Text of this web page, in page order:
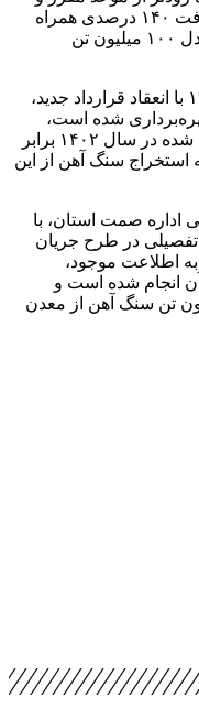
برنامه‌ریزی شده به پایان رسید و با پیشرفت ۱۴۰ درصدی همراه
بوده، به میزان ۵۰ میلیون مترمکعب معادل ۱۰۰ میلیون تن
بیان این که در خرداد ماه سال ۱۴۰۲ با انعقاد قرارداد جدید،
شده است،
خاطرنشان کرد: میزان حجم برنامه‌ریزی شده در سال ۱۴۰۲ برابر
سنگ آهن از این
صمت استان، با
در طرح جریان
اطلاعت موجود،
انجام شده است و
تن سنگ آهن از معدن